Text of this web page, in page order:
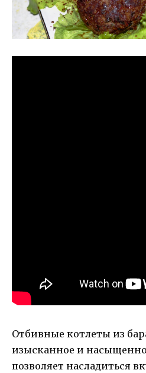
Отбивные котлеты из
изысканное и
позволяет насладиться